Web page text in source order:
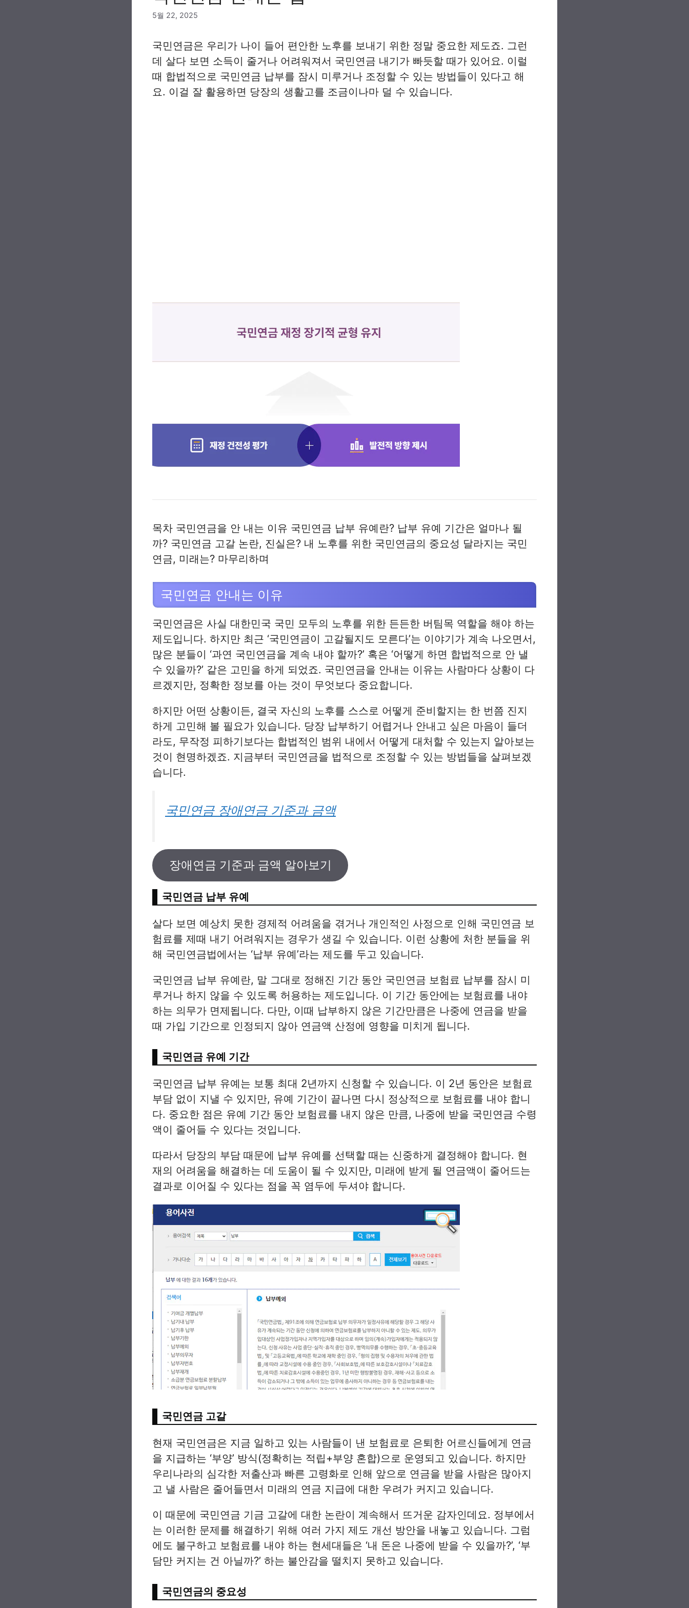
5월 22, 2025
국민연금은 우리가 나이 들어 편안한 노후를 보내기 위한 정말 중요한 제도죠. 그런
데 살다 보면 소득이 줄거나 어려워져서 국민연금 내기가 빠듯할 때가 있어요. 이럴
때 합법적으로 국민연금 납부를 잠시 미루거나 조정할 수 있는 방법들이 있다고 해
요. 이걸 잘 활용하면 당장의 생활고를 조금이나마 덜 수 있습니다.
목차 국민연금을 안 내는 이유 국민연금 납부 유예란? 납부 유예 기간은 얼마나 될
까? 국민연금 고갈 논란, 진실은? 내 노후를 위한 국민연금의 중요성 달라지는 국민
연금, 미래는? 마무리하며
국민연금 안내는 이유
국민연금은 사실 대한민국 국민 모두의 노후를 위한 든든한 버팀목 역할을 해야 하는
제도입니다. 하지만 최근 ‘국민연금이 고갈될지도 모른다’는 이야기가 계속 나오면서,
많은 분들이 ‘과연 국민연금을 계속 내야 할까?’ 혹은 ‘어떻게 하면 합법적으로 안 낼
수 있을까?’ 같은 고민을 하게 되었죠. 국민연금을 안내는 이유는 사람마다 상황이 다
르겠지만, 정확한 정보를 아는 것이 무엇보다 중요합니다.
하지만 어떤 상황이든, 결국 자신의 노후를 스스로 어떻게 준비할지는 한 번쯤 진지
하게 고민해 볼 필요가 있습니다. 당장 납부하기 어렵거나 안내고 싶은 마음이 들더
라도, 무작정 피하기보다는 합법적인 범위 내에서 어떻게 대처할 수 있는지 알아보는
것이 현명하겠죠. 지금부터 국민연금을 법적으로 조정할 수 있는 방법들을 살펴보겠
습니다.
국민연금 장애연금 기준과 금액
장애연금 기준과 금액 알아보기
국민연금 납부 유예
살다 보면 예상치 못한 경제적 어려움을 겪거나 개인적인 사정으로 인해 국민연금 보
험료를 제때 내기 어려워지는 경우가 생길 수 있습니다. 이런 상황에 처한 분들을 위
해 국민연금법에서는 ‘납부 유예’라는 제도를 두고 있습니다.
국민연금 납부 유예란, 말 그대로 정해진 기간 동안 국민연금 보험료 납부를 잠시 미
루거나 하지 않을 수 있도록 허용하는 제도입니다. 이 기간 동안에는 보험료를 내야
하는 의무가 면제됩니다. 다만, 이때 납부하지 않은 기간만큼은 나중에 연금을 받을
때 가입 기간으로 인정되지 않아 연금액 산정에 영향을 미치게 됩니다.
국민연금 유예 기간
국민연금 납부 유예는 보통 최대 2년까지 신청할 수 있습니다. 이 2년 동안은 보험료
부담 없이 지낼 수 있지만, 유예 기간이 끝나면 다시 정상적으로 보험료를 내야 합니
다. 중요한 점은 유예 기간 동안 보험료를 내지 않은 만큼, 나중에 받을 국민연금 수령
액이 줄어들 수 있다는 것입니다.
따라서 당장의 부담 때문에 납부 유예를 선택할 때는 신중하게 결정해야 합니다. 현
재의 어려움을 해결하는 데 도움이 될 수 있지만, 미래에 받게 될 연금액이 줄어드는
결과로 이어질 수 있다는 점을 꼭 염두에 두셔야 합니다.
국민연금 고갈
현재 국민연금은 지금 일하고 있는 사람들이 낸 보험료로 은퇴한 어르신들에게 연금
을 지급하는 ‘부양’ 방식(정확히는 적립+부양 혼합)으로 운영되고 있습니다. 하지만
우리나라의 심각한 저출산과 빠른 고령화로 인해 앞으로 연금을 받을 사람은 많아지
고 낼 사람은 줄어들면서 미래의 연금 지급에 대한 우려가 커지고 있습니다.
이 때문에 국민연금 기금 고갈에 대한 논란이 계속해서 뜨거운 감자인데요. 정부에서
는 이러한 문제를 해결하기 위해 여러 가지 제도 개선 방안을 내놓고 있습니다. 그럼
에도 불구하고 보험료를 내야 하는 현세대들은 ‘내 돈은 나중에 받을 수 있을까?’, ‘부
담만 커지는 건 아닐까?’ 하는 불안감을 떨치지 못하고 있습니다.
국민연금의 중요성